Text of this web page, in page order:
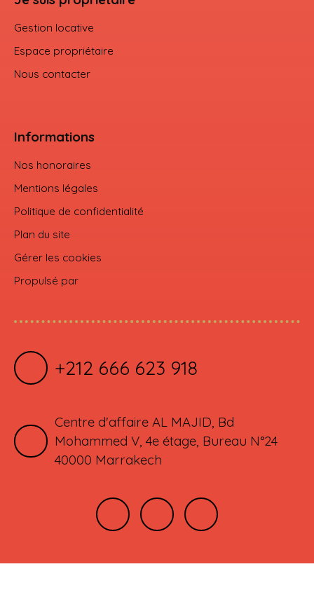
Gestion locative
Espace propriétaire
Nous contacter
Informations
Nos honoraires
Mentions légales
Politique de confidentialité
Plan du site
Gérer les cookies
Propulsé par
+212 666 623 918
Centre d'affaire AL MAJID, Bd
Mohammed V, 4e étage, Bureau N°24
40000 Marrakech